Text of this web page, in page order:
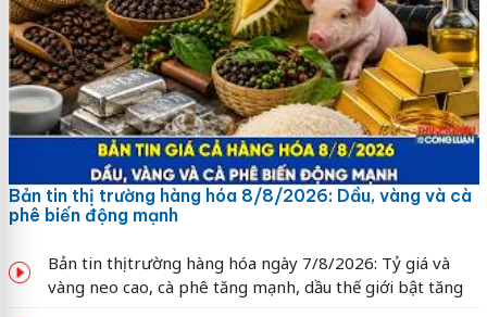
Bản tin thị trường hàng hóa 8/8/2026: Dầu, vàng và cà
phê biến động mạnh
Bản tin thị trường hàng hóa ngày 7/8/2026: Tỷ giá và
vàng neo cao, cà phê tăng mạnh, dầu thế giới bật tăng